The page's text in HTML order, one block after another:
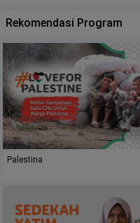
Rekomendasi Program
Palestina